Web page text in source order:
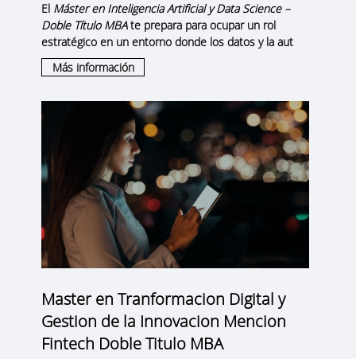
El Máster en Inteligencia Artificial y Data Science –
Doble Título MBAte prepara para ocupar un rol
estratégico en un entorno donde los datos y la aut
Más información
Master en Tranformacion Digital y
Gestion de la Innovacion Mencion
Fintech Doble Titulo MBA